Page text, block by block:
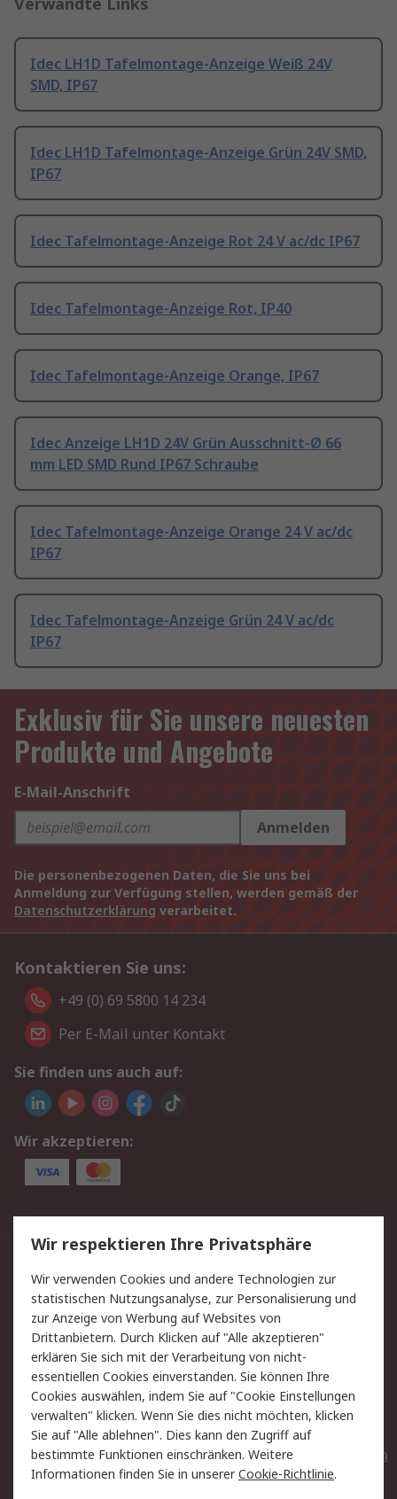
Idec LH1D Tafelmontage-Anzeige Weiß 24V
SMD, IP67
Idec LH1D Tafelmontage-Anzeige Grün 24V SMD,
IP67
Idec Tafelmontage-Anzeige Rot 24 V ac/dc IP67
Idec Tafelmontage-Anzeige Rot, IP40
Idec Tafelmontage-Anzeige Orange, IP67
Idec Anzeige LH1D 24V Grün Ausschnitt-Ø 66
mm LED SMD Rund IP67 Schraube
Idec Tafelmontage-Anzeige Orange 24 V ac/dc
IP67
Idec Tafelmontage-Anzeige Grün 24 V ac/dc
IP67
Exklusiv für Sie unsere neuesten
Produkte und Angebote
E-Mail-Anschrift
Anmelden
Die personenbezogenen Daten, die Sie uns bei
Anmeldung zur Verfügung stellen, werden gemäß der
Datenschutzerklärung verarbeitet.
Kontaktieren Sie uns:
+49 (0) 69 5800 14 234
Per E-Mail unter Kontakt
Sie finden uns auch auf:
Wir akzeptieren:
Service
Value Added Services
Lieferlösungen
Rücksendungen
Kontakt
Hilfe
Privatkunden
Rechtliches
AGB
Datenschutz
Cookie-Richtlinie
Zahlungsbedingungen
Copyright/Impressum
Entsorgung
Elektrogeräte/Batterien
Wir respektieren Ihre Privatsphäre
Wir verwenden Cookies und andere Technologien zur
statistischen Nutzungsanalyse, zur Personalisierung und
zur Anzeige von Werbung auf Websites von
Drittanbietern. Durch Klicken auf "Alle akzeptieren"
erklären Sie sich mit der Verarbeitung von nicht-
essentiellen Cookies einverstanden. Sie können Ihre
Cookies auswählen, indem Sie auf "Cookie Einstellungen
verwalten" klicken. Wenn Sie dies nicht möchten, klicken
Sie auf "Alle ablehnen". Dies kann den Zugriff auf
bestimmte Funktionen einschränken. Weitere
Informationen finden Sie in unsererCookie-Richtlinie.